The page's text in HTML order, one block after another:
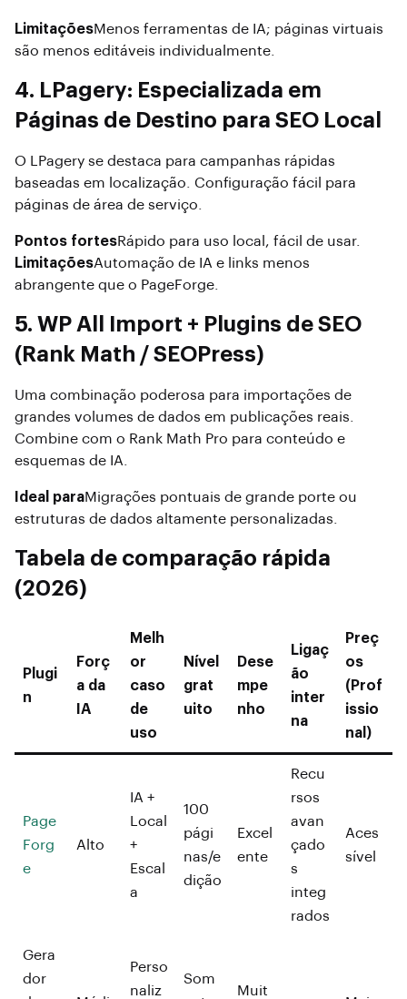
LimitaçõesMenos ferramentas de IA; páginas virtuais
são menos editáveis ​​individualmente.
4. LPagery: Especializada em
Páginas de Destino para SEO Local
O LPagery se destaca para campanhas rápidas
baseadas em localização. Configuração fácil para
páginas de área de serviço.
Pontos fortesRápido para uso local, fácil de usar.
LimitaçõesAutomação de IA e links menos
abrangente que o PageForge.
5. WP All Import + Plugins de SEO
(Rank Math / SEOPress)
Uma combinação poderosa para importações de
grandes volumes de dados em publicações reais.
Combine com o Rank Math Pro para conteúdo e
esquemas de IA.
Ideal paraMigrações pontuais de grande porte ou
estruturas de dados altamente personalizadas.
Tabela de comparação rápida
(2026)
Plugi
n
Forç
a da
IA
Melh
or
caso
de
uso
Nível
grat
uito
Dese
mpe
nho
Ligaç
ão
inter
na
Preç
os
(Prof
issio
nal)
Page
Forg
e
Alto
IA +
Local
+
Escal
a
100
pági
nas/e
dição
Excel
ente
Recu
rsos
avan
çado
s
integ
rados
Aces
sível
Gera
dor
Perso
naliz
Som
Muit